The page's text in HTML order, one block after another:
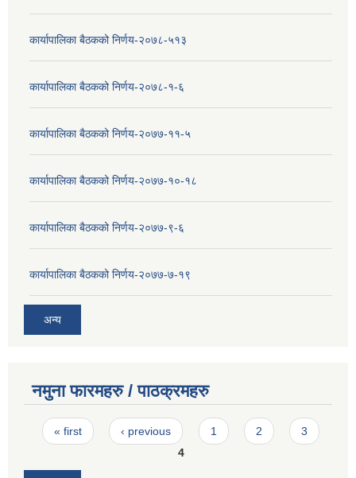
कार्यापालिका बैठकको निर्णय-२०७८-५१३
कार्यापालिका बैठकको निर्णय-२०७८-१-६
कार्यापालिका बैठकको निर्णय-२०७७-११-५
कार्यापालिका बैठकको निर्णय-२०७७-१०-१८
कार्यापालिका बैठकको निर्णय-२०७७-९-६
कार्यापालिका बैठकको निर्णय-२०७७-७-१९
अन्य
नमुना फारमहरु / पाठक्रमहरु
Pages
« first ‹ previous 1 2
3
4